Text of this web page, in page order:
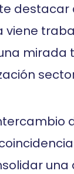
destacar
mirada
una